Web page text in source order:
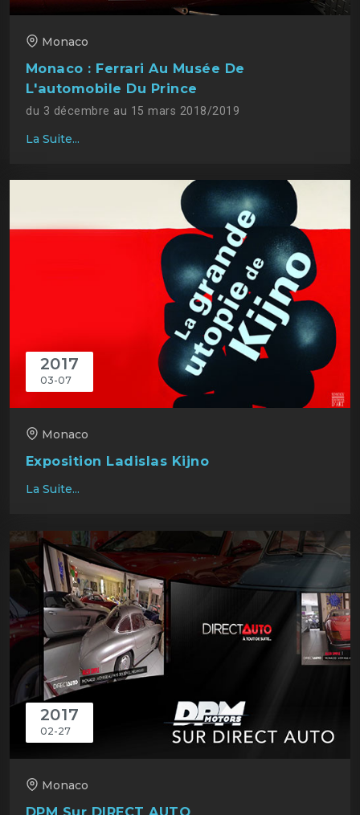
Monaco
Monaco : Ferrari Au Musée De
L'automobile Du Prince
du 3 décembre au 15 mars 2018/2019
La Suite...
2017
03-07
Monaco
Exposition Ladislas Kijno
La Suite...
2017
02-27
Monaco